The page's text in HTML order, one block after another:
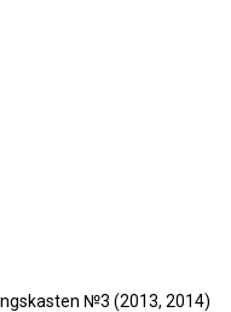
№3 (2013, 2014)